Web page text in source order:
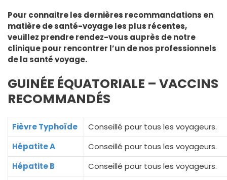
Pour connaitre les dernières recommandations en
matière de santé-voyage les plus récentes,
veuillez prendre rendez-vous auprès de notre
clinique pour rencontrer l’un de nos professionnels
de la santé voyage.
GUINÉE ÉQUATORIALE – VACCINS
RECOMMANDÉS
Fièvre Typhoïde
Conseillé pour tous les voyageurs.
Hépatite A
Conseillé pour tous les voyageurs.
Hépatite B
Conseillé pour tous les voyageurs.